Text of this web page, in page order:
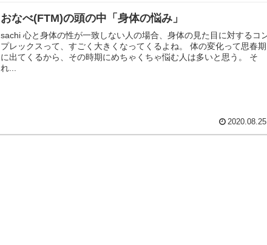
おなべ(FTM)の頭の中「身体の悩み」
sachi 心と身体の性が一致しない人の場合、身体の見た目に対するコン
プレックスって、すごく大きくなってくるよね。 体の変化って思春期
に出てくるから、その時期にめちゃくちゃ悩む人は多いと思う。 そ
れ...
2020.08.25